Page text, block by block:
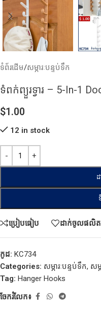
ទំព័រដើម/សម្ភារៈបន្ទប់ទឹក
ទំពក់ព្យួរទ្វារ – 5-In-1
$1.00
12 in stock
ប្រៀបធៀប ដាក់ចូលផលិត
កូដ: KC734
Categories: សម្ភារៈបន្ទប់ទឹក, សម្
Tag: Hanger Hooks
ចែករំលែក៖